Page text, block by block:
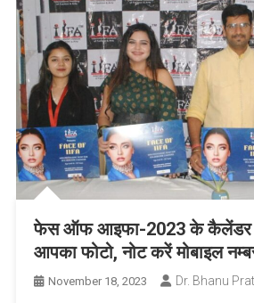
फेस ऑफ आइफा-2023 के कैलेंडर
आपका फोटो, नोट करें मोबाइल
November 18, 2023 Dr. Bhanu